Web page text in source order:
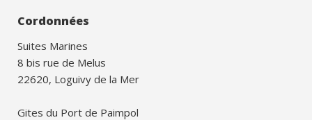
Cordonnées
Suites Marines
8 bis rue de Melus
22620, Loguivy de la Mer
Gites du Port de Paimpol